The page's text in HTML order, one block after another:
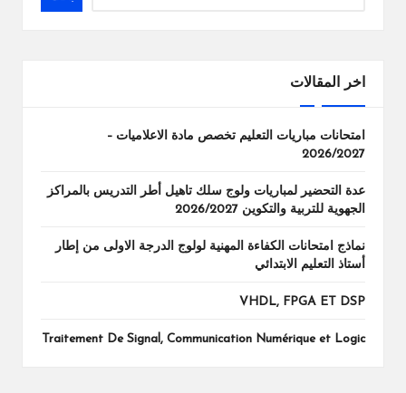
اخر المقالات
امتحانات مباريات التعليم تخصص مادة الاعلاميات –
2026/2027
عدة التحضير لمباريات ولوج سلك تاهيل أطر التدريس بالمراكز
الجهوية للتربية والتكوين 2026/2027
نماذج امتحانات الكفاءة المهنية لولوج الدرجة الاولى من إطار
أستاذ التعليم الابتدائي
VHDL, FPGA ET DSP
Traitement De Signal, Communication Numérique et Logic